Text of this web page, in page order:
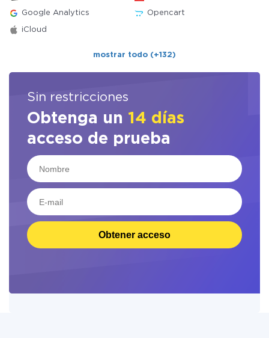
Google Analytics Opencart
iCloud
mostrar todo (+132)
Sin restricciones
Obtenga un 14 días
acceso de prueba
Obtener acceso